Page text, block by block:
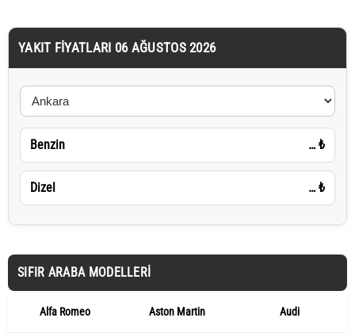
YAKIT FIYATLARI 06 AĞUSTOS 2026
Benzin … ₺
Dizel … ₺
SIFIR ARABA MODELLERI
Alfa Romeo Aston Martin Audi